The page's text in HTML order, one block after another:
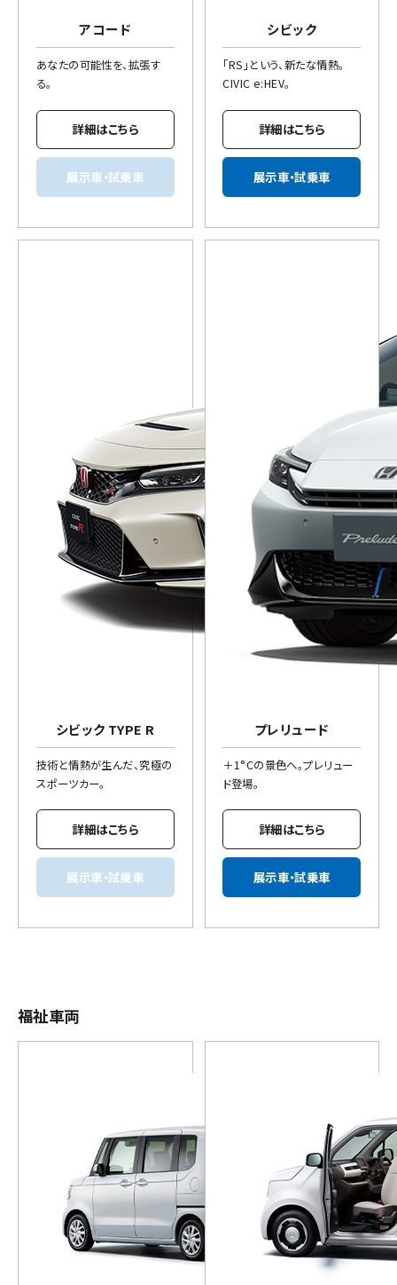
アコード
あなたの可能性を、拡張す
る。
詳細はこちら
展示車・試乗車
シビック
「RS」という、新たな情熱。
CIVIC e:HEV。
詳細はこちら
展示車・試乗車
シビック TYPE R
技術と情熱が生んだ、究極の
スポーツカー。
詳細はこちら
展示車・試乗車
プレリュード
＋1°Cの景色へ。プレリュー
ド登場。
詳細はこちら
展示車・試乗車
福祉車両